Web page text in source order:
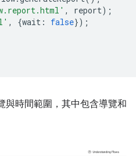
, report);
, {wait : false});
與時間範圍，其中包含導覽和